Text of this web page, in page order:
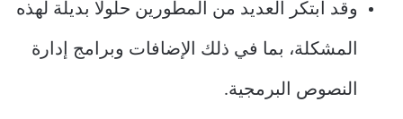
وقد ابتكر العديد من المطورين حلولًا بديلة لهذه
المشكلة، بما في ذلك الإضافات وبرامج إدارة
النصوص البرمجية.